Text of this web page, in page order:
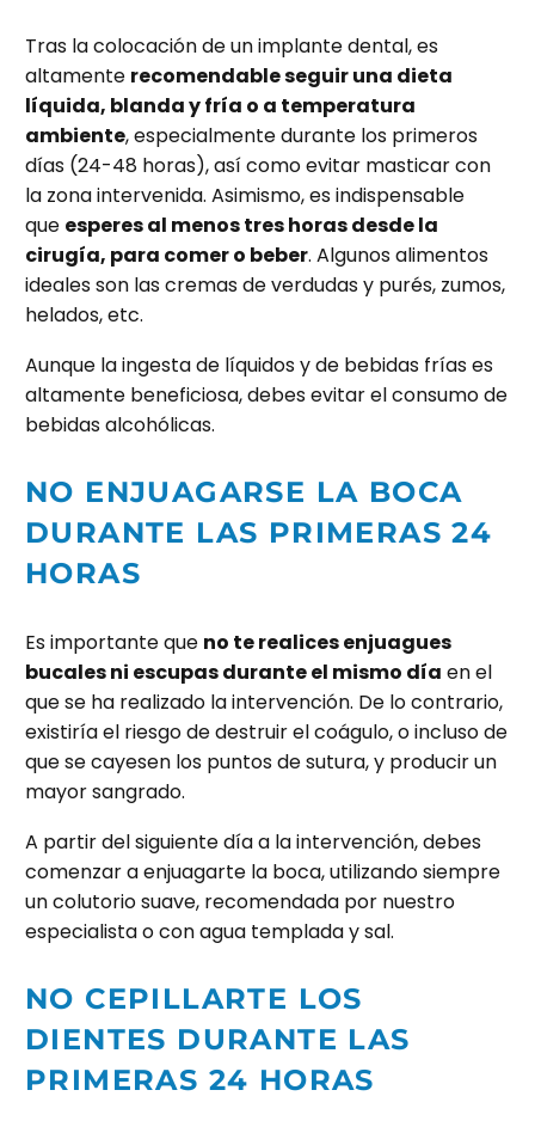
Tras la colocación de un implante dental, es
altamente recomendable seguir una dieta
líquida, blanda y fría o a temperatura
ambiente, especialmente durante los primeros
días (24-48 horas), así como evitar masticar con
la zona intervenida. Asimismo, es indispensable
que esperes al menos tres horas desde la
cirugía, para comer o beber. Algunos alimentos
ideales son las cremas de verdudas y purés, zumos,
helados, etc.
Aunque la ingesta de líquidos y de bebidas frías es
altamente beneficiosa, debes evitar el consumo de
bebidas alcohólicas.
NO ENJUAGARSE LA BOCA
DURANTE LAS PRIMERAS 24
HORAS
Es importante que no te realices enjuagues
bucales ni escupas durante el mismo día en el
que se ha realizado la intervención. De lo contrario,
existiría el riesgo de destruir el coágulo, o incluso de
que se cayesen los puntos de sutura, y producir un
mayor sangrado.
A partir del siguiente día a la intervención, debes
comenzar a enjuagarte la boca, utilizando siempre
un colutorio suave, recomendada por nuestro
especialista o con agua templada y sal.
NO CEPILLARTE LOS
DIENTES DURANTE LAS
PRIMERAS 24 HORAS